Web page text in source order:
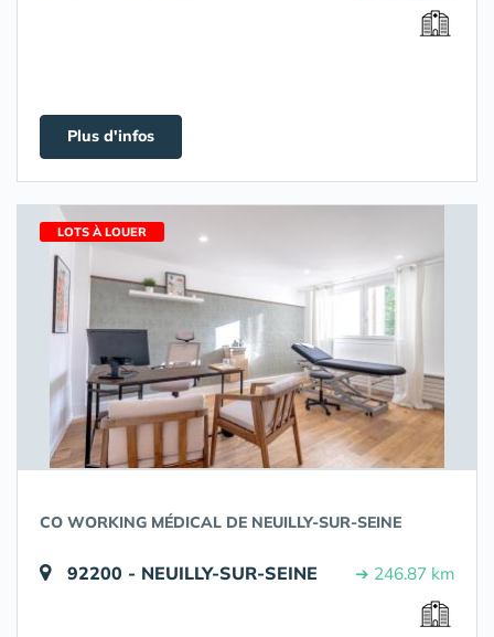
Plus d'infos
LOTS À LOUER
CO WORKING MÉDICAL DE NEUILLY-SUR-SEINE
92200 - NEUILLY-SUR-SEINE ➔ 246.87 km